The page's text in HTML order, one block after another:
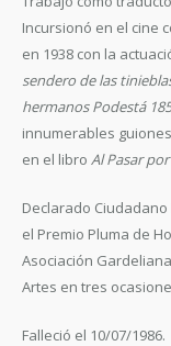
Incursionó en el cine
en 1938 con la
sendero de las
hermanos Podestá
innumerables
en el libro Al Pasar
Declarado
el Premio Pluma de
Asociación
Artes en tres
Falleció el 10/07/1986.